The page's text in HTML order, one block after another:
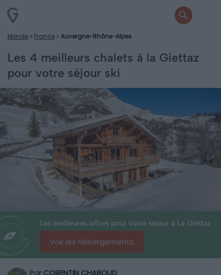
Monde France Auvergne-Rhône-Alpes
Les 4 meilleurs chalets à la Giettaz
pour votre séjour ski
Les meilleures offres pour votre séjour à La Giettaz
Voir les hébergements
Par CORENTIN CHABOUD